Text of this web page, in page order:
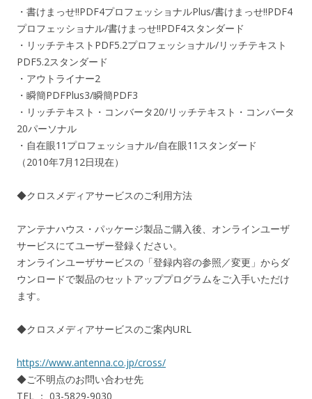
・書けまっせ!!PDF4プロフェッショナルPlus/書けまっせ!!PDF4
プロフェッショナル/書けまっせ!!PDF4スタンダード
・リッチテキストPDF5.2プロフェッショナル/リッチテキスト
PDF5.2スタンダード
・アウトライナー2
・瞬簡PDFPlus3/瞬簡PDF3
・リッチテキスト・コンバータ20/リッチテキスト・コンバータ
20パーソナル
・自在眼11プロフェッショナル/自在眼11スタンダード
（2010年7月12日現在）
◆クロスメディアサービスのご利用方法
アンテナハウス・パッケージ製品ご購入後、オンラインユーザ
サービスにてユーザー登録ください。
オンラインユーザサービスの「登録内容の参照／変更」からダ
ウンロードで製品のセットアッププログラムをご入手いただけ
ます。
◆クロスメディアサービスのご案内URL
https://www.antenna.co.jp/cross/
◆ご不明点のお問い合わせ先
TEL ： 03-5829-9030